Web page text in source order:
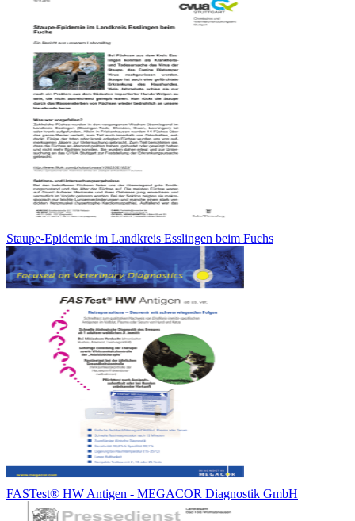
Staupe-Epidemie im Landkreis Esslingen beim Fuchs
FASTest® HW Antigen - MEGACOR Diagnostik GmbH